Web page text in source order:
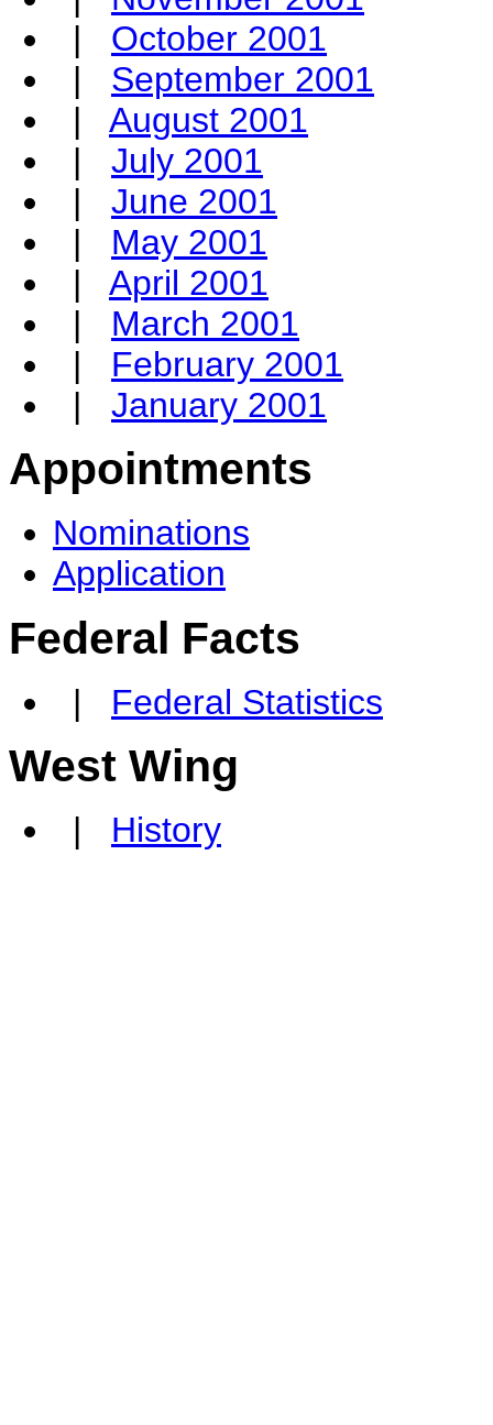
| October 2001
| September 2001
| August 2001
| July 2001
| June 2001
| May 2001
| April 2001
| March 2001
| February 2001
| January 2001
Appointments
Nominations
Application
Federal Facts
| Federal Statistics
West Wing
| History